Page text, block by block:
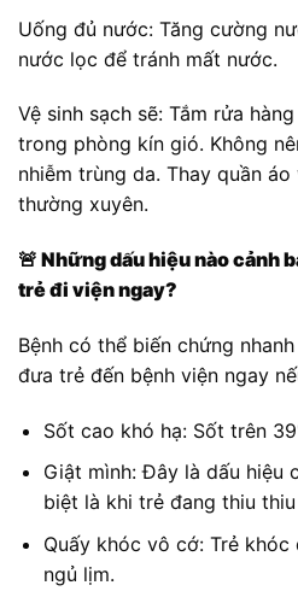
Uống đủ nước: Tăng cường
nước lọc để tránh mất nước.
Vệ sinh sạch sẽ: Tắm rửa
trong phòng kín gió. Không
nhiễm trùng da. Thay quần
thường xuyên.
🚨 Những dấu hiệu nào cảnh
trẻ đi viện ngay?
Bệnh có thể biến chứng
đưa trẻ đến bệnh viện ngay
Sốt cao khó hạ: Sốt trên
Giật mình: Đây là dấu hiệu
biệt là khi trẻ đang thiu
Quấy khóc vô cớ: Trẻ
ngủ lịm.